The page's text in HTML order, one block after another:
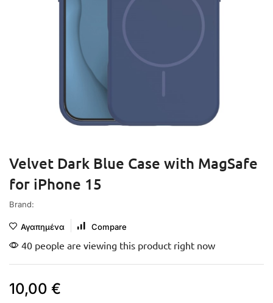
Velvet Dark Blue Case with MagSafe
for iPhone 15
Brand:
Αγαπημένα Compare
40 people are viewing this product right now
10,00 €